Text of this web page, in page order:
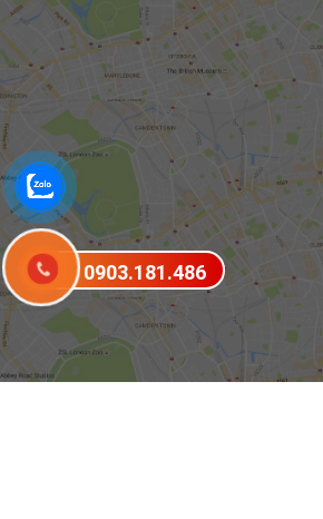
0903.181.486